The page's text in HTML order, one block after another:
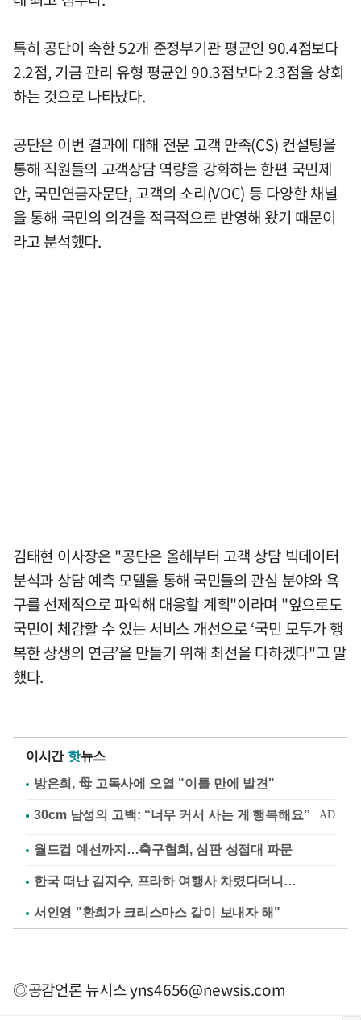
특히 공단이 속한 52개 준정부기관 평균인 90.4점보다
2.2점, 기금 관리 유형 평균인 90.3점보다 2.3점을 상회
하는 것으로 나타났다.
공단은 이번 결과에 대해 전문 고객 만족(CS) 컨설팅을
통해 직원들의 고객상담 역량을 강화하는 한편 국민제
안, 국민연금자문단, 고객의 소리(VOC) 등 다양한 채널
을 통해 국민의 의견을 적극적으로 반영해 왔기 때문이
라고 분석했다.
김태현 이사장은 "공단은 올해부터 고객 상담 빅데이터
분석과 상담 예측 모델을 통해 국민들의 관심 분야와 욕
구를 선제적으로 파악해 대응할 계획"이라며 "앞으로도
국민이 체감할 수 있는 서비스 개선으로 ‘국민 모두가 행
복한 상생의 연금’을 만들기 위해 최선을 다하겠다"고 말
했다.
이시간 핫뉴스
방은희, 母 고독사에 오열 "이틀 만에 발견"
월드컵 예선까지…축구협회, 심판 성접대 파문
한국 떠난 김지수, 프라하 여행사 차렸다더니…
서인영 "환희가 크리스마스 같이 보내자 해"
◎공감언론 뉴시스yns4656@newsis.com